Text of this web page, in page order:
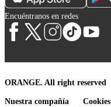
Encuéntranos en redes
ORANGE. All right reserved
Nuestra compañía Cookies